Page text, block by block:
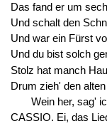
Das fand er um
Und schalt den
Und war ein Fürst
Und du bist solch
Stolz hat manch
Drum zieh' den
Wein her, sag'
CASSIO. Ei, das